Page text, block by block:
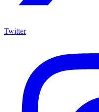
Twitter